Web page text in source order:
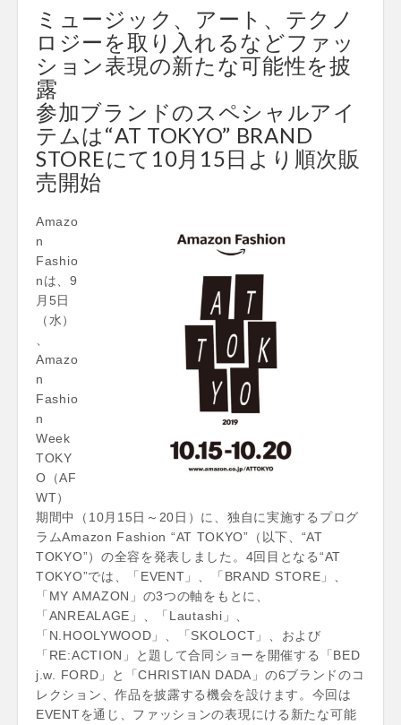
ミュージック、アート、テクノ
ロジーを取り入れるなどファッ
ション表現の新たな可能性を披
露
参加ブランドのスペシャルアイ
テムは“AT TOKYO” BRAND
STOREにて10月15日より順次販
売開始
Amazo
n
Fashio
nは、9
月5日
（水）
Amazo
n
Fashio
n
Week
TOKY
O（AF
WT）
期間中（10月15日～20日）に、独自に実施するプログ
ラムAmazon Fashion “AT TOKYO”（以下、“AT
TOKYO”）の全容を発表しました。4回目となる“AT
TOKYO”では、「EVENT」、「BRAND STORE」、
「MY AMAZON」の3つの軸をもとに、
「ANREALAGE」、「Lautashi」、
「N.HOOLYWOOD」、「SKOLOCT」、および
「RE:ACTION」と題して合同ショーを開催する「BED
j.w. FORD」と「CHRISTIAN DADA」の6ブランドのコ
レクション、作品を披露する機会を設けます。今回は
EVENTを通じ、ファッションの表現にける新たな可能